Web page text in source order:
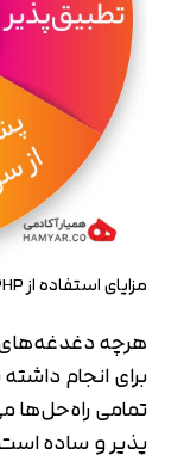
مزایای استفاده از PHP
هرچه دغدغه‌های
پذیر و ساده